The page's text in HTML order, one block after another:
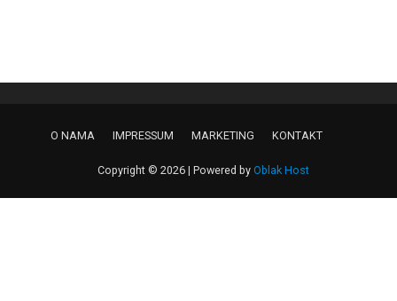
O NAMA IMPRESSUM MARKETING KONTAKT
Copyright © 2026 | Powered by Oblak Host